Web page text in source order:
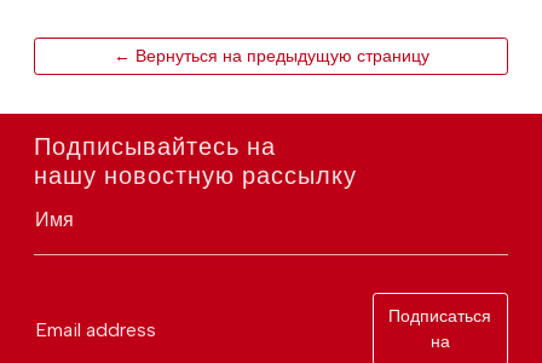
← Вернуться на предыдущую страницу
Подписывайтесь на
нашу новостную рассылку
Имя
Email address
Подписаться
на